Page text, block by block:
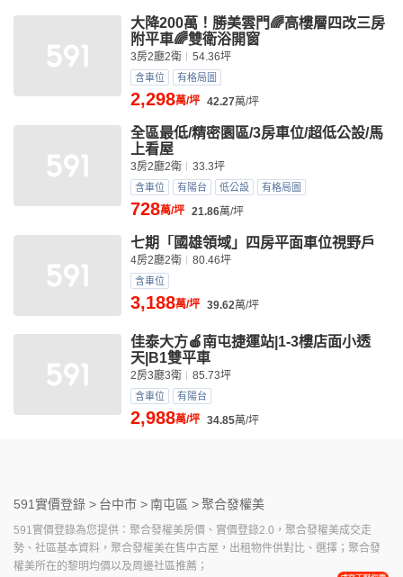
大降200萬！勝美雲門🌈高樓層四改三房
附平車🌈雙衛浴開窗
3房2廳2衛 54.36坪
含車位 有格局圖
2,298萬/坪 42.27萬/坪
全區最低/精密園區/3房車位/超低公設/馬
上看屋
3房2廳2衛 33.3坪
含車位 有陽台 低公設 有格局圖
728萬/坪 21.86萬/坪
七期「國雄領域」四房平面車位視野戶
4房2廳2衛 80.46坪
含車位
3,188萬/坪 39.62萬/坪
佳泰大方🍎南屯捷運站|1-3樓店面小透
天|B1雙平車
2房3廳3衛 85.73坪
含車位 有陽台
2,988萬/坪 34.85萬/坪
591實價登錄 > 台中市 >南屯區 >聚合發權美
591實價登錄為您提供：聚合發權美房價、實價登錄2.0，聚合發權美成交走
勢、社區基本資料，聚合發權美在售中古屋，出租物件供對比、選擇；聚合發
權美所在的黎明均價以及周邊社區推薦；